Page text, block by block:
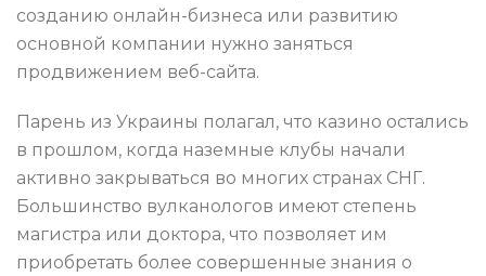
созданию онлайн-бизнеса или развитию
основной компании нужно заняться
продвижением веб-сайта.
Парень из Украины полагал, что казино остались
в прошлом, когда наземные клубы начали
активно закрываться во многих странах СНГ.
Большинство вулканологов имеют степень
магистра или доктора, что позволяет им
приобретать более совершенные знания о